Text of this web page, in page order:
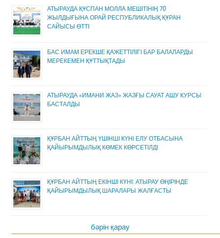
АТЫРАУДА ҚҰСПАН МОЛЛА МЕШІТІНІҢ 70
ЖЫЛДЫҒЫНА ОРАЙ РЕСПУБЛИКАЛЫҚ ҚҰРАН
САЙЫСЫ ӨТТІ
БАС ИМАМ ЕРЕКШЕ ҚАЖЕТТІЛІГІ БАР БАЛАЛАРДЫ
МЕРЕКЕМЕН ҚҰТТЫҚТАДЫ
АТЫРАУДА «ИМАНИ ЖАЗ» ЖАЗҒЫ САУАТ АШУ КУРСЫ
БАСТАЛДЫ
ҚҰРБАН АЙТТЫҢ ҮШІНШІ КҮНІ ЕЛУ ОТБАСЫНА
ҚАЙЫРЫМДЫЛЫҚ КӨМЕК КӨРСЕТІЛДІ
ҚҰРБАН АЙТТЫҢ ЕКІНШІ КҮНІ: АТЫРАУ ӨҢІРІНДЕ
ҚАЙЫРЫМДЫЛЫҚ ШАРАЛАРЫ ЖАЛҒАСТЫ
бәрін қарау